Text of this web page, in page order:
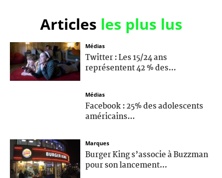
Articles les plus lus
Médias
Twitter : Les 15/24 ans
représentent 42 % des...
Médias
Facebook : 25% des adolescents
américains...
Marques
Burger King s’associe à Buzzman
pour son lancement...